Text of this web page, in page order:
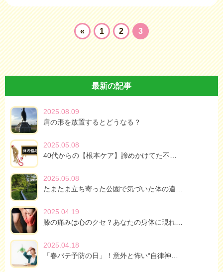
« 1 2 3
最新の記事
2025.08.09
肩の形を放置するとどうなる？
2025.05.08
40代からの【根本ケア】諦めかけてた不…
2025.05.08
たまたま立ち寄った公園で気づいた体の違…
2025.04.19
膝の痛みは心のクセ？あなたの身体に現れ…
2025.04.18
「春バテ予防の日」！意外と怖い“自律神…